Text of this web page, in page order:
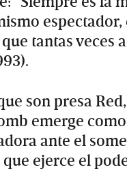
espectador,
tantas veces
son presa
emerge
ante el
ejerce el